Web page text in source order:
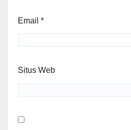
Email *
Situs Web